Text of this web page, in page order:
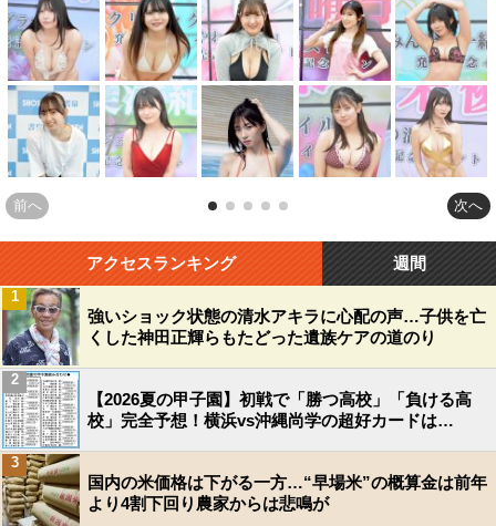
前へ 次へ
アクセスランキング 週間
強いショック状態の清水アキラに心配の声…子供を亡
くした神田正輝らもたどった遺族ケアの道のり
1
【2026夏の甲子園】初戦で「勝つ高校」「負ける高
校」完全予想！横浜vs沖縄尚学の超好カードは…
2
国内の米価格は下がる一方…“早場米”の概算金は前年
より4割下回り農家からは悲鳴が
3